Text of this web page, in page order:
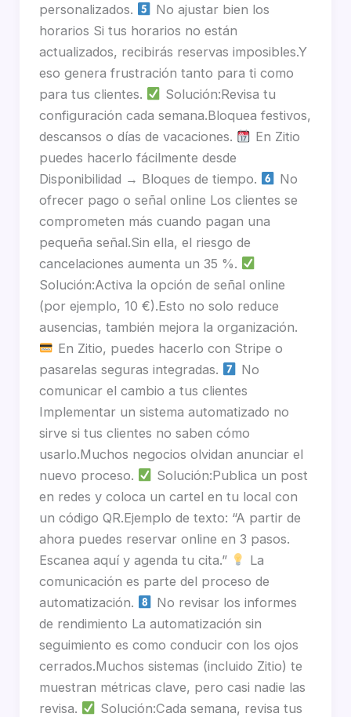
personalizados.
No ajustar bien los
horarios Si tus horarios no están
actualizados, recibirás reservas imposibles.Y
eso genera frustración tanto para ti como
para tus clientes.
Solución:Revisa tu
configuración cada semana.Bloquea festivos,
descansos o días de vacaciones.
En Zitio
puedes hacerlo fácilmente desde
Disponibilidad → Bloques de tiempo.
No
ofrecer pago o señal online Los clientes se
comprometen más cuando pagan una
pequeña señal.Sin ella, el riesgo de
cancelaciones aumenta un 35 %.
Solución:Activa la opción de señal online
(por ejemplo, 10 €).Esto no solo reduce
ausencias, también mejora la organización.
En Zitio, puedes hacerlo con Stripe o
pasarelas seguras integradas.
No
comunicar el cambio a tus clientes
Implementar un sistema automatizado no
sirve si tus clientes no saben cómo
usarlo.Muchos negocios olvidan anunciar el
nuevo proceso.
Solución:Publica un post
en redes y coloca un cartel en tu local con
un código QR.Ejemplo de texto: “A partir de
ahora puedes reservar online en 3 pasos.
Escanea aquí y agenda tu cita.”
La
comunicación es parte del proceso de
automatización.
No revisar los informes
de rendimiento La automatización sin
seguimiento es como conducir con los ojos
cerrados.Muchos sistemas (incluido Zitio) te
muestran métricas clave, pero casi nadie las
revisa.
Solución:Cada semana, revisa tus